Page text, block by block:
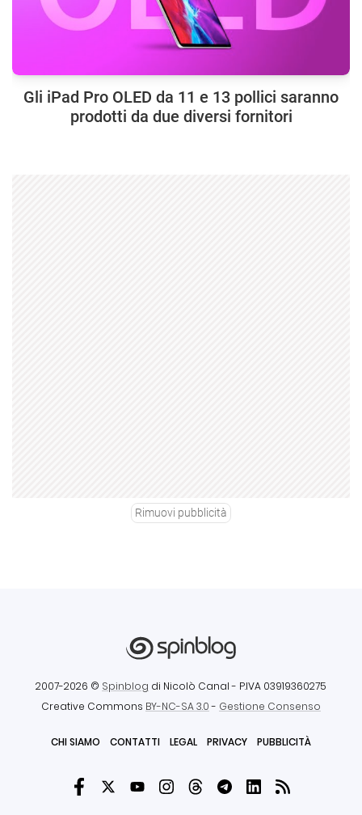
Gli iPad Pro OLED da 11 e 13 pollici saranno
prodotti da due diversi fornitori
Rimuovi pubblicità
2007-2026 © Spinblog di Nicolò Canal - P.IVA 03919360275
Creative Commons BY-NC-SA 3.0- Gestione Consenso
CHI SIAMO CONTATTI LEGAL PRIVACY PUBBLICITÀ